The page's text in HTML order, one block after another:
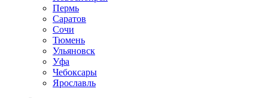
Пермь
Саратов
Сочи
Тюмень
Ульяновск
Уфа
Чебоксары
Ярославль